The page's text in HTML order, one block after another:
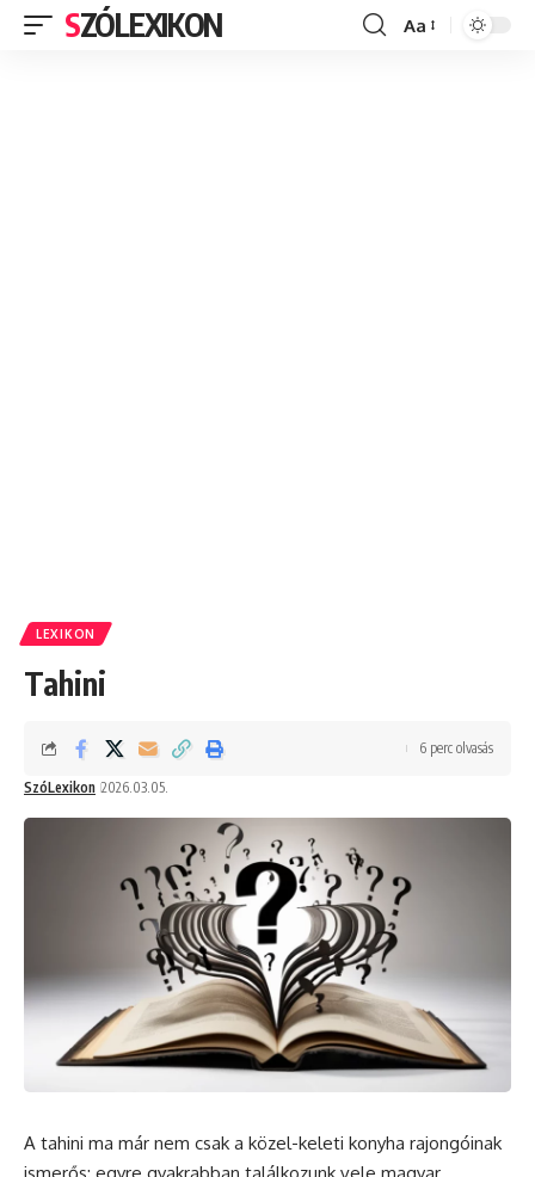
SZÓLEXIKON
Font
Aa
LEXIKON
Tahini
SzóLexikon 2026.03.05.
6 perc olvasás
A tahini ma már nem csak a közel-keleti konyha rajongóinak
ismerős: egyre gyakrabban találkozunk vele magyar